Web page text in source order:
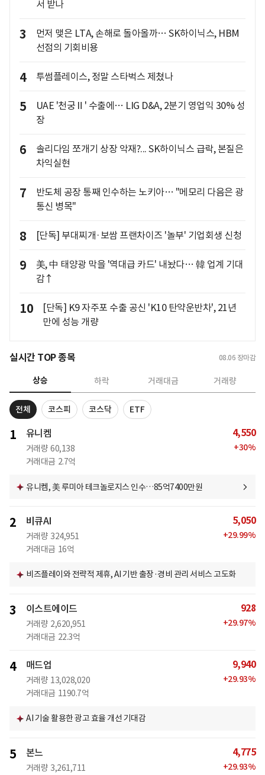
서 받나
3
먼저 맺은 LTA, 손해로 돌아올까… SK하이닉스, HBM
선점의 기회비용
4 투썸플레이스, 정말 스타벅스 제쳤나
5
UAE '천궁Ⅱ' 수출에… LIG D&A, 2분기 영업익 30% 성
장
6
솔리다임 쪼개기 상장 악재?... SK하이닉스 급락, 본질은
차익실현
7
반도체 공장 통째 인수하는 노키아… "메모리 다음은 광
통신 병목"
8 [단독] 부대찌개·보쌈 프랜차이즈 '놀부' 기업회생 신청
9
美, 中 태양광 막을 '역대급 카드' 내놨다… 韓 업계 기대
감↑
10
[단독] K9 자주포 수출 공신 'K10 탄약운반차', 21년
만에 성능 개량
실시간 TOP 종목 08.06 장마감
상승 하락 거래대금 거래량
전체 코스피 코스닥 ETF
1 유니켐
거래량 60,138
거래대금 2.7억
4,550
+30%
유니켐, 美 루미아 테크놀로지스 인수…85억7400만원
2 비큐AI
거래량 324,951
거래대금 16억
5,050
+29.99%
비즈플레이와 전략적 제휴, AI 기반 출장·경비 관리 서비스 고도화
3 이스트에이드
거래량 2,620,951
거래대금 22.3억
928
+29.97%
4 매드업
거래량 13,028,020
거래대금 1190.7억
9,940
+29.93%
AI 기술 활용한 광고 효율 개선 기대감
5 본느
거래량 3,261,711
4,775
+29.93%